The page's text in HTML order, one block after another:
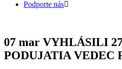
Podporte nás
07 mar VYHLÁSILI
PODUJATIA VEDEC